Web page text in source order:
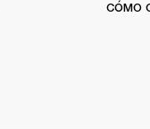
CÓMO